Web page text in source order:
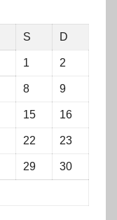
S D
1 2
8 9
15 16
22 23
29 30